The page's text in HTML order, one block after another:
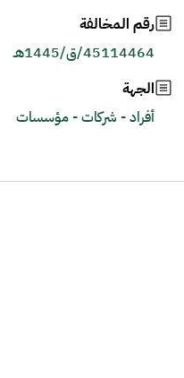
رقم المخالفة
45114464/ق/1445هـ
الجهة
أفراد - شركات - مؤسسات